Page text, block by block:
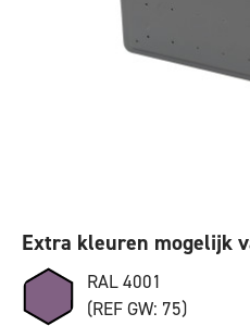
Extra kleuren mogelijk
RAL 4001
(REF GW: 75)